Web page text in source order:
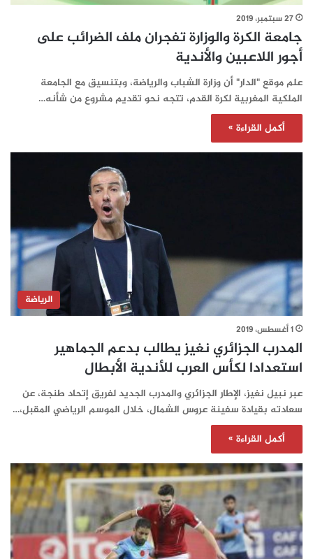
27 سبتمبر، 2019
جامعة الكرة والوزارة تفجران ملف الضرائب على
أجور اللاعبين والأندية
علم موقع "الدار" أن وزارة الشباب والرياضة، وبتنسيق مع الجامعة
الملكية المغربية لكرة القدم، تتجه نحو تقديم مشروع من شأنه…
أكمل القراءة »
الرياضة
1 أغسطس، 2019
المدرب الجزائري نغيز يطالب بدعم الجماهير
استعدادا لكأس العرب للأندية الأبطال‎
عبر نبيل نغيز، الإطار الجزائري والمدرب الجديد لفريق إتحاد طنجة، عن
سعادته بقيادة سفينة عروس الشمال، خلال الموسم الرياضي المقبل،…
أكمل القراءة »